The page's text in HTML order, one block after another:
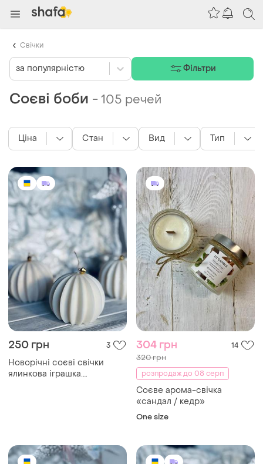
Соєві боби -105 речей
250 грн 3
Новорічні соєві свічки
ялинкова іграшка.
304 грн 14
320 грн
розпродаж до 08 серп
Соєве арома-свічка
«сандал / кедр»
One size
Ціна Стан Вид Тип
за популярністю Фільтри
Свічки